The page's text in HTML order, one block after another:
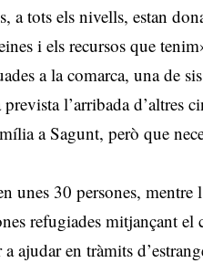
a tots els nivells, estan
i els recursos que
a la comarca, una de
l’arribada d’altres
a Sagunt, però que
unes 30 persones, mentre
refugiades mitjançant el
ajudar en tràmits